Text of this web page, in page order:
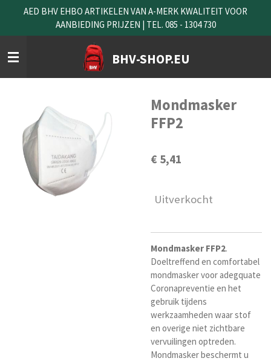
naar
de
hoofdinhoud
BHV-SHOP.EU
AED BHV EHBO ARTIKELEN VAN A-MERK KWALITEIT VOOR
AANBIEDING PRIJZEN | TEL. 085 - 1304 730
Mondmasker
FFP2
€ 5,41
Uitverkocht
Mondmasker FFP2.
Doeltreffend en comfortabel
mondmasker voor adegquate
Coronapreventie en het
gebruik tijdens
werkzaamheden waar stof
en overige niet zichtbare
vervuilingen optreden.
Mondmasker beschermt u